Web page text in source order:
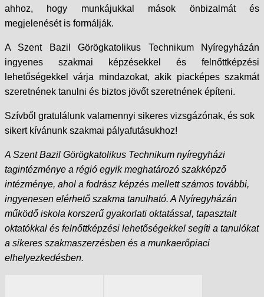
ahhoz, hogy munkájukkal mások önbizalmát és
megjelenését is formálják.
A Szent Bazil Görögkatolikus Technikum Nyíregyházán
ingyenes szakmai képzésekkel és felnőttképzési
lehetőségekkel várja mindazokat, akik piacképes szakmát
szeretnének tanulni és biztos jövőt szeretnének építeni.
Szívből gratulálunk valamennyi sikeres vizsgázónak, és sok
sikert kívánunk szakmai pályafutásukhoz!
A Szent Bazil Görögkatolikus Technikum nyíregyházi
tagintézménye a régió egyik meghatározó szakképző
intézménye, ahol a fodrász képzés mellett számos további,
ingyenesen elérhető szakma tanulható. A Nyíregyházán
működő iskola korszerű gyakorlati oktatással, tapasztalt
oktatókkal és felnőttképzési lehetőségekkel segíti a tanulókat
a sikeres szakmaszerzésben és a munkaerőpiaci
elhelyezkedésben.